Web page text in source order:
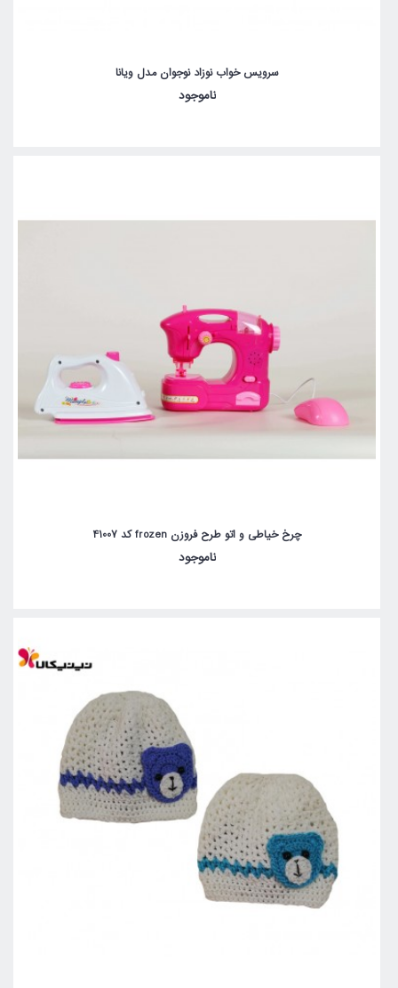
سرویس خواب نوزاد نوجوان مدل ویانا
ناموجود
چرخ خیاطی و اتو طرح فروزن frozen کد 41007
ناموجود